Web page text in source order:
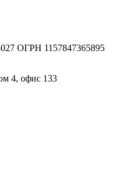
ОГРН 1157847365895
4, офис 133